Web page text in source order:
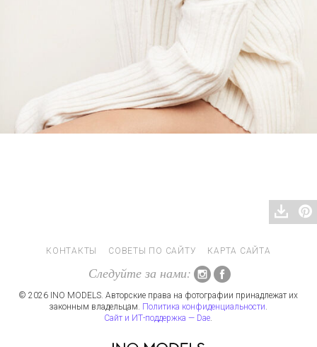
КОНТАКТЫ СОВЕТЫ ПО САЙТУ КАРТА САЙТА
Следуйте за нами:
© 2026 INO MODELS. Авторские права на фотографии принадлежат их
законным владельцам. Политика конфиденциальности.
Сайт и ИТ-поддержка — Dae.